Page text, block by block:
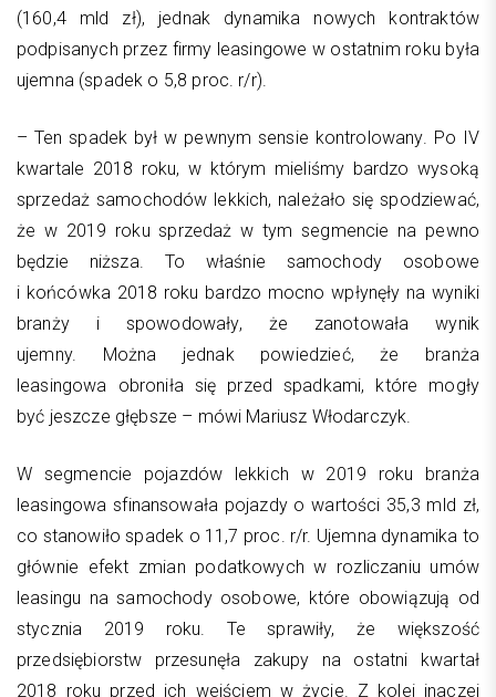
(160,4 mld zł), jednak dynamika nowych kontraktów
podpisanych przez firmy leasingowe w ostatnim roku była
ujemna (spadek o 5,8 proc. r/r).
– Ten spadek był w pewnym sensie kontrolowany. Po IV
kwartale 2018 roku, w którym mieliśmy bardzo wysoką
sprzedaż samochodów lekkich, należało się spodziewać,
że w 2019 roku sprzedaż w tym segmencie na pewno
będzie niższa. To właśnie samochody osobowe
i końcówka 2018 roku bardzo mocno wpłynęły na wyniki
branży i spowodowały, że zanotowała wynik
ujemny. Można jednak powiedzieć, że branża
leasingowa obroniła się przed spadkami, które mogły
być jeszcze głębsze – mówi Mariusz Włodarczyk.
W segmencie pojazdów lekkich w 2019 roku branża
leasingowa sfinansowała pojazdy o wartości 35,3 mld zł,
co stanowiło spadek o 11,7 proc. r/r. Ujemna dynamika to
głównie efekt zmian podatkowych w rozliczaniu umów
leasingu na samochody osobowe, które obowiązują od
stycznia 2019 roku. Te sprawiły, że większość
przedsiębiorstw przesunęła zakupy na ostatni kwartał
2018 roku przed ich wejściem w życie. Z kolei inaczej